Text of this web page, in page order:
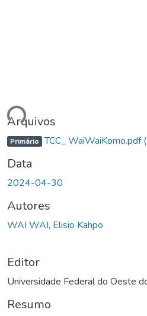
Arquivos
Primário TCC_ WaiWaiKomo.pdf
Data
2024-04-30
Autores
WAI WAI, Elisio Kahpo
Editor
Universidade Federal do Oeste
Resumo